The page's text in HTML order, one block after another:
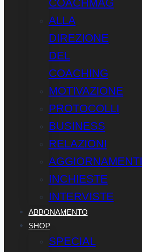
COACHMAG
ALLA
DIREZIONE
DEL
COACHING
MOTIVAZIONE
PROTOCOLLI
BUSINESS
RELAZIONI
AGGIORNAMENTI
INCHIESTE
INTERVISTE
ABBONAMENTO
SHOP
SPECIAL